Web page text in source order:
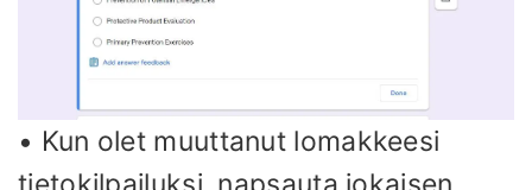
• Kun olet muuttanut lomakkeesi